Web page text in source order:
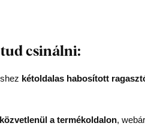
csinálni:
kétoldalas habosított
a termékoldalon,